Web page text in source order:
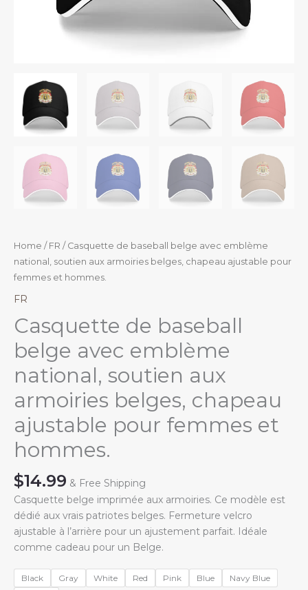
Home / FR / Casquette de baseball belge avec emblème
national, soutien aux armoiries belges, chapeau ajustable pour
femmes et hommes.
FR
Casquette de baseball
belge avec emblème
national, soutien aux
armoiries belges, chapeau
ajustable pour femmes et
hommes.
$14.99 & Free Shipping
Casquette belge imprimée aux armoiries. Ce modèle est
dédié aux vrais patriotes belges. Fermeture velcro
ajustable à l’arrière pour un ajustement parfait. Idéale
comme cadeau pour un Belge.
Black Gray White Red Pink Blue
Navy Blue